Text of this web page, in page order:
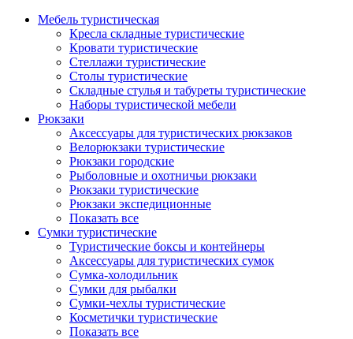
Мебель туристическая
Кресла складные туристические
Кровати туристические
Стеллажи туристические
Столы туристические
Складные стулья и табуреты туристические
Наборы туристической мебели
Рюкзаки
Аксессуары для туристических рюкзаков
Велорюкзаки туристические
Рюкзаки городские
Рыболовные и охотничьи рюкзаки
Рюкзаки туристические
Рюкзаки экспедиционные
Показать все
Сумки туристические
Туристические боксы и контейнеры
Аксессуары для туристических сумок
Сумка-холодильник
Сумки для рыбалки
Сумки-чехлы туристические
Косметички туристические
Показать все